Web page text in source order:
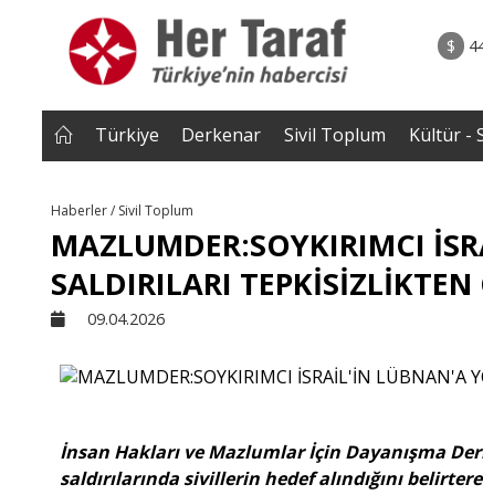
$
• Türkiye, Pakistan ve Suudi Arabistan imzayı
Mekke Anlaşması yürürlüğe
Türkiye Derkenar Sivil Toplum Kültür -
Haberler / Sivil Toplum
MAZLUMDER:SOYKIRIMCI
SALDIRILARI
09.04.2026
İnsan Hakları ve Mazlumlar İçin Dayanışma
saldırılarında sivillerin hedef alındığını